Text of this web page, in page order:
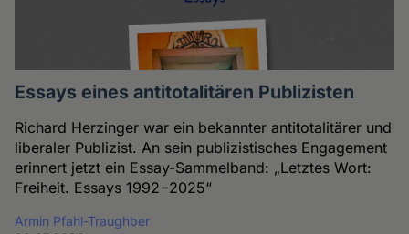
Essays eines antitotalitären Publizisten
Richard Herzinger war ein bekannter antitotalitärer und
liberaler Publizist. An sein publizistisches Engagement
erinnert jetzt ein Essay-Sammelband: „Letztes Wort:
Freiheit. Essays 1992−2025“
Armin Pfahl-Traughber